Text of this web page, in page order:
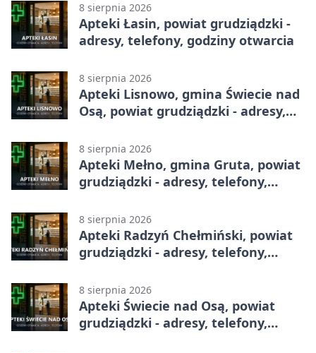
8 sierpnia 2026
Apteki Łasin, powiat grudziądzki -
adresy, telefony, godziny otwarcia
8 sierpnia 2026
Apteki Lisnowo, gmina Świecie nad
Osą, powiat grudziądzki - adresy,
8 sierpnia 2026
Apteki Mełno, gmina Gruta, powiat
grudziądzki - adresy, telefony,
8 sierpnia 2026
Apteki Radzyń Chełmiński, powiat
grudziądzki - adresy, telefony,
8 sierpnia 2026
Apteki Świecie nad Osą, powiat
grudziądzki - adresy, telefony,